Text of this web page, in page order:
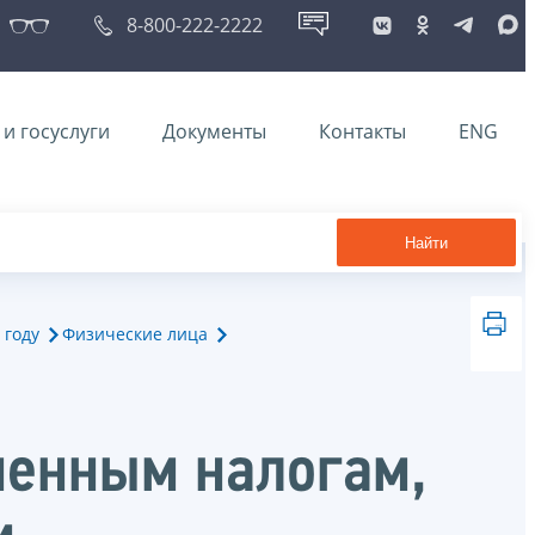
8-800-222-2222
госуслуги Документы Контакты ENG
Найти
Физические лица
налогам,